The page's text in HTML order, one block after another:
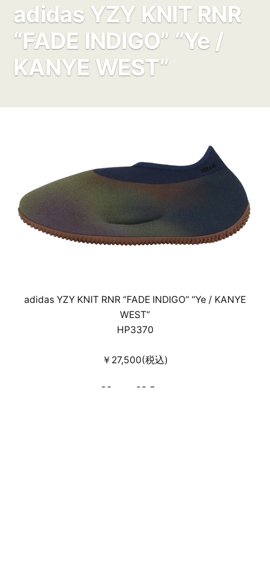
adidas YZY KNIT RNR
“FADE INDIGO” “Ye /
KANYE WEST”
adidas YZY KNIT RNR “FADE INDIGO” “Ye / KANYE
WEST”
HP3370
￥27,500(税込)
26cm～28.5cm